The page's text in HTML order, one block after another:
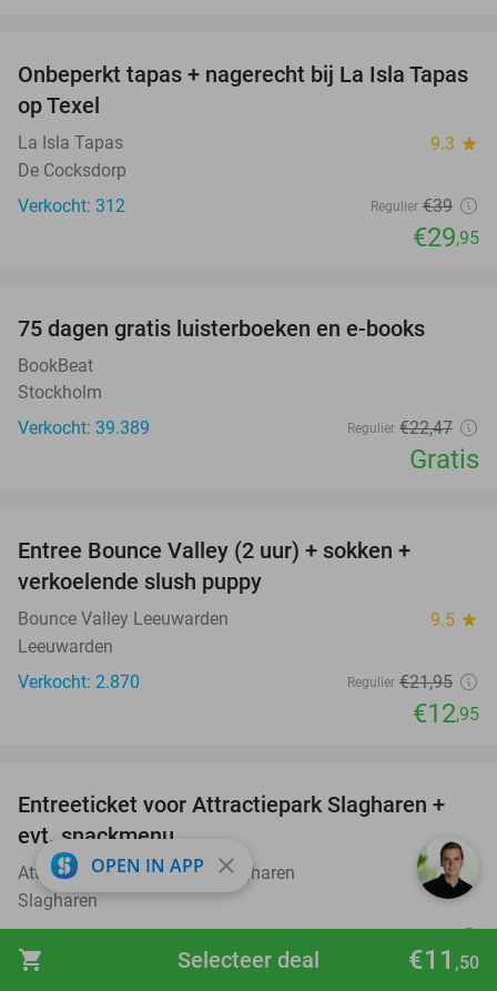
shopping_cart €11 ,50
Selecteer deal
23%
Onbeperkt tapas + nagerecht bij La Isla Tapas
op Texel
La Isla Tapas 9.3 star
De Cocksdorp
Verkocht: 312
Regulier €39
€29,95
75 dagen gratis luisterboeken en e-books
BookBeat
Stockholm
Verkocht: 39.389
Regulier €22,47
Gratis
Entree Bounce Valley (2 uur) + sokken +
verkoelende slush puppy
Bounce Valley Leeuwarden 9.5 star
Leeuwarden
Verkocht: 2.870
Regulier €21,95
€12,95
41%
Entreeticket voor Attractiepark Slagharen +
evt. snackmenu
Attractie- & Vakantiepark Slagharen 8.8star
Slagharen
Verkocht: 5.578
€37,90
€22,40
OPEN IN APP close